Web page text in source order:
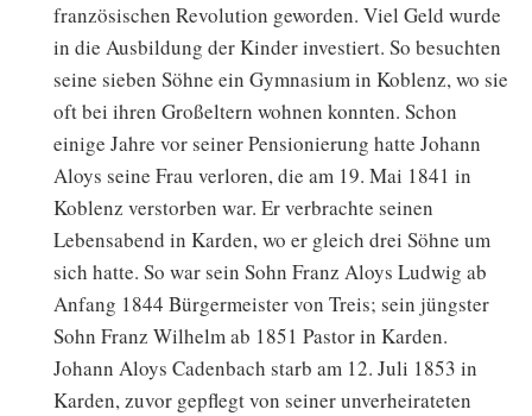
französischen Revolution geworden. Viel Geld wurde
in die Ausbildung der Kinder investiert. So besuchten
seine sieben Söhne ein Gymnasium in Koblenz, wo sie
oft bei ihren Großeltern wohnen konnten. Schon
einige Jahre vor seiner Pensionierung hatte Johann
Aloys seine Frau verloren, die am 19. Mai 1841 in
Koblenz verstorben war. Er verbrachte seinen
Lebensabend in Karden, wo er gleich drei Söhne um
sich hatte. So war sein Sohn Franz Aloys Ludwig ab
Anfang 1844 Bürgermeister von Treis; sein jüngster
Sohn Franz Wilhelm ab 1851 Pastor in Karden.
Johann Aloys Cadenbach starb am 12. Juli 1853 in
Karden, zuvor gepflegt von seiner unverheirateten